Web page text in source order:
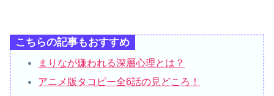
こちらの記事もおすすめ
まりなが嫌われる深層心理とは？
アニメ版タコピー全6話の見どころ！